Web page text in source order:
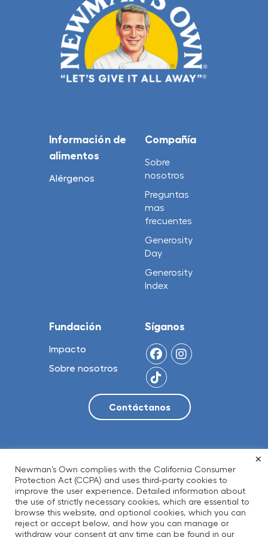
Información de
alimentos
Alérgenos
Compañía
Sobre
nosotros
Preguntas
mas
frecuentes
Generosity
Day
Generosity
Index
Fundación
Impacto
Sobre nosotros
Síganos
Política de privacidad
Términos de Uso
Accesibilidad
Transparencia
Newman’s Own complies with the California Consumer
Protection Act (CCPA) and uses third-party cookies to
improve the user experience. Detailed information about
the use of strictly necessary cookies, which are essential to
browse this website, and optional cookies, which you can
reject or accept below, and how you can manage or
withdraw your consent at any time can be found in our
×